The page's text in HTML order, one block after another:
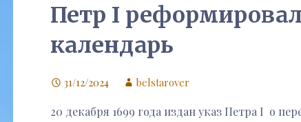
Петр I
календарь
31/12/2024 belstarover
20 декабря 1699 года издан указ Петра I о